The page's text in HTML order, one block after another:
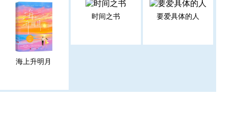
海上升明月
时间之书 要爱具体的人